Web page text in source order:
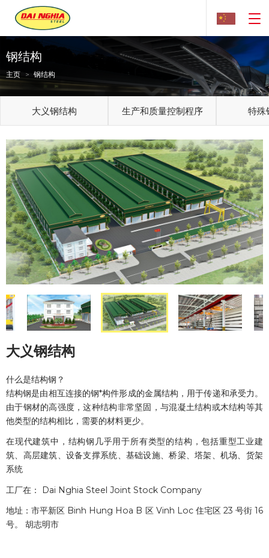
钢结构
主页 钢结构
大义钢结构 生产和质量控制程序 特殊
大义钢结构
什么是结构钢？
结构钢是由相互连接的钢*构件形成的金属结构，用于传递和承受力。
由于钢材的高强度，这种结构非常坚固，与混凝土结构或木结构等其
他类型的结构相比，需要的材料更少。
在现代建筑中，结构钢几乎用于所有类型的结构，包括重型工业建
筑、高层建筑、设备支撑系统、基础设施、桥梁、塔架、机场、货架
系统
工厂在： Dai Nghia Steel Joint Stock Company
地址：市平新区 Binh Hung Hoa B 区 Vinh Loc 住宅区 23 号街 16
号。 胡志明市